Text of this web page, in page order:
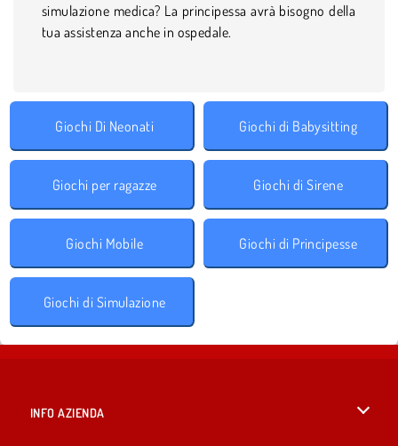
simulazione medica? La principessa avrà bisogno della
tua assistenza anche in ospedale.
Giochi Di Neonati Giochi di Babysitting
Giochi per ragazze Giochi di Sirene
Giochi Mobile Giochi di Principesse
Giochi di Simulazione
INFO AZIENDA